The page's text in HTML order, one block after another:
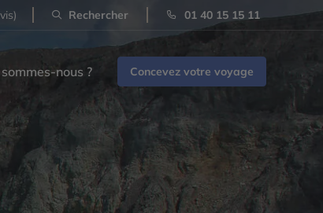
Rechercher 01 40 15 15 11
nous ? Concevez votre voyage